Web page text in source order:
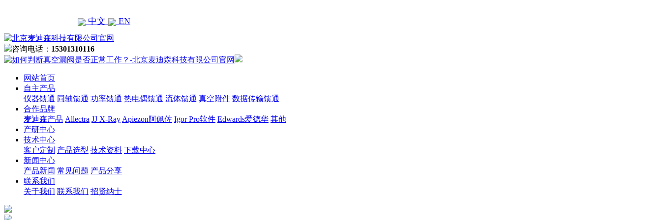
中文 EN
咨询电话： 15301310116
网站首页
自主产品
仪器馈通 同轴馈通 功率馈通 热电偶馈通 流体馈通 真空附件 数据传输馈通
合作品牌
麦迪森产品 Allectra JJ X-Ray Apiezon阿佩佐 Igor Pro软件 Edwards爱德华 其他
产研中心
技术中心
客户定制 产品选型 技术资料 下载中心
新闻中心
产品新闻 常见问题 产品分享
联系我们
关于我们 联系我们 招贤纳士